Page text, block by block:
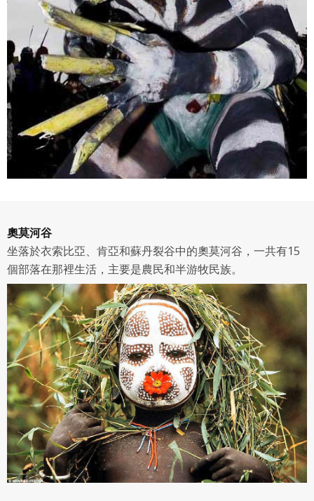
奧莫河谷
坐落於衣索比亞、肯亞和蘇丹裂谷中的奧莫河谷，一共有15
個部落在那裡生活，主要是農民和半游牧民族。
想起密碼了嗎？點擊立刻登入
已閱讀使用條款和隱私政策
已經有註冊帳號了嗎？點擊 立刻登入
授權內容：係指吉寶系統有限公司（吉寶系統公司）所有或
經授權使用而置放於吉寶知識系統網站或系統內之著作物。
衍生著作：係指就授權內容改作之創作。
二、會員規範
會員同意遵守本系統之會員規範、著作權條款及隱私權政
策。
違反前項約定者，本系統得終止會員資格。
三、著作權授權
本系統防盜拷措施或類似措施，會員不得予以破解、破壞或
以其他方法規避。
會員使用本系統之費用，由吉寶系統公司定之並按月收取。
吉寶系統公司得不定期公告與調整費用。
四、會員授權
會員享有其創作之衍生著作的著作權，但會員同意吉寶系統
公司得於該著作權存續期間內無償使用，包括再授權之權
利。
本條約定不因本合約終止而失效。
五、聲明保證
會員聲明並保證會員於使用本系統時創作、上傳或張貼的著
作物，會員享有所有權或經合法授權。
如會員違反前項約定致吉寶系統公司遭追訴、請求或求償
我同意上述會員條款
同意上述條款，確定註冊